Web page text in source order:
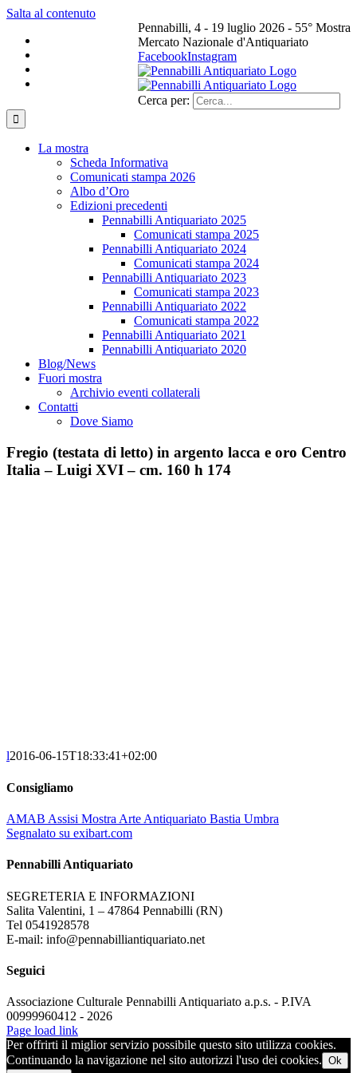
Salta al contenuto
Pennabilli, 4 - 19 luglio 2026 - 55° Mostra
Mercato Nazionale d'Antiquariato
FacebookInstagram
Cerca per:
La mostra
Scheda Informativa
Comunicati stampa 2026
Albo d’Oro
Edizioni precedenti
Pennabilli Antiquariato 2025
Comunicati stampa 2025
Pennabilli Antiquariato 2024
Comunicati stampa 2024
Pennabilli Antiquariato 2023
Comunicati stampa 2023
Pennabilli Antiquariato 2022
Comunicati stampa 2022
Pennabilli Antiquariato 2021
Pennabilli Antiquariato 2020
Blog/News
Fuori mostra
Archivio eventi collaterali
Contatti
Dove Siamo
Fregio (testata di letto) in argento lacca e oro Centro
Italia – Luigi XVI – cm. 160 h 174
l2016-06-15T18:33:41+02:00
Consigliamo
AMAB Assisi Mostra Arte Antiquariato Bastia Umbra
Segnalato su exibart.com
Pennabilli Antiquariato
SEGRETERIA E INFORMAZIONI
Salita Valentini, 1 – 47864 Pennabilli (RN)
Tel 0541928578
E-mail: info@pennabilliantiquariato.net
Seguici
Associazione Culturale Pennabilli Antiquariato a.p.s. - P.IVA
00999960412 - 2026
Page load link
Per offrirti il miglior servizio possibile questo sito utilizza cookies.
Continuando la navigazione nel sito autorizzi l'uso dei cookies. Ok